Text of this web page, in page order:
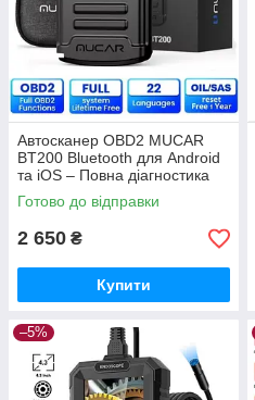
Автосканер OBD2 MUCAR
BT200 Bluetooth для Android
та iOS – Повна діагностика
авто | ABS, SRS, Engine |
Читання та скидання
Готово до відправки
2 650 ₴
Купити
–5%